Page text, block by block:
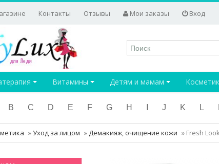
Контакты Отзывы Мои заказы Вход
Витамины Детям и мамам
B C D E F G H J K L
»Уход за лицом »Демакияж, очищение кожи » Fresh